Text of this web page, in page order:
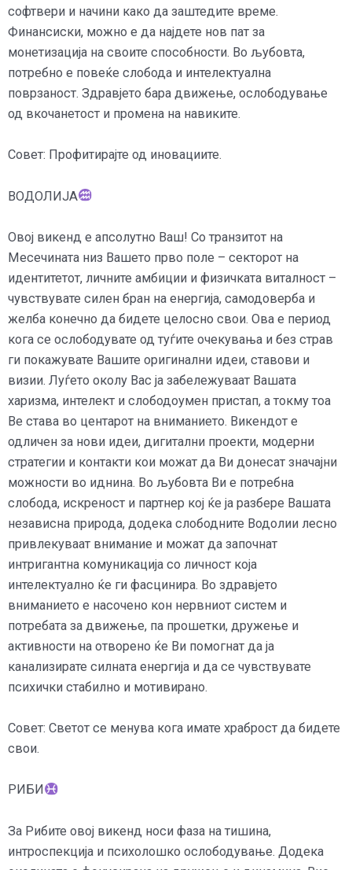
софтвери и начини како да заштедите време.
Финансиски, можно е да најдете нов пат за
монетизација на своите способности. Во љубовта,
потребно е повеќе слобода и интелектуална
поврзаност. Здравјето бара движење, ослободување
од вкочанетост и промена на навиките.
Совет: Профитирајте од иновациите.
ВОДОЛИЈА
Овој викенд е апсолутно Ваш! Со транзитот на
Месечината низ Вашето прво поле – секторот на
идентитетот, личните амбиции и физичката виталност –
чувствувате силен бран на енергија, самодоверба и
желба конечно да бидете целосно свои. Ова е период
кога се ослободувате од туѓите очекувања и без страв
ги покажувате Вашите оригинални идеи, ставови и
визии. Луѓето околу Вас ја забележуваат Вашата
харизма, интелект и слободоумен пристап, а токму тоа
Ве става во центарот на вниманието. Викендот е
одличен за нови идеи, дигитални проекти, модерни
стратегии и контакти кои можат да Ви донесат значајни
можности во иднина. Во љубовта Ви е потребна
слобода, искреност и партнер кој ќе ја разбере Вашата
независна природа, додека слободните Водолии лесно
привлекуваат внимание и можат да започнат
интригантна комуникација со личност која
интелектуално ќе ги фасцинира. Во здравјето
вниманието е насочено кон нервниот систем и
потребата за движење, па прошетки, дружење и
активности на отворено ќе Ви помогнат да ја
канализирате силната енергија и да се чувствувате
психички стабилно и мотивирано.
Совет: Светот се менува кога имате храброст да бидете
свои.
РИБИ
За Рибите овој викенд носи фаза на тишина,
интроспекција и психолошко ослободување. Додека